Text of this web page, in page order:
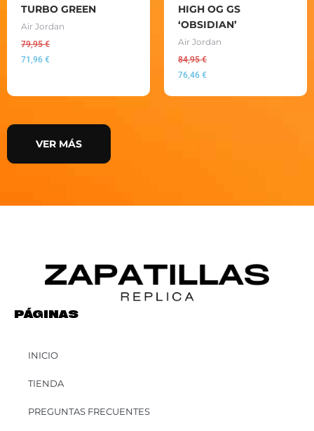
TURBO GREEN
Air Jordan
79,95€
71,96 €
HIGH OG GS
‘OBSIDIAN’
Air Jordan
84,95€
76,46 €
VER MÁS
PÁGINAS
INICIO
TIENDA
PREGUNTAS FRECUENTES